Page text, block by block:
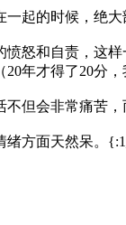
起的时候，绝大
怒和自责，这
年才得了20分，
但会非常痛苦，
绪方面天然呆。